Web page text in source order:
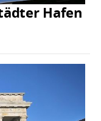
Hafen